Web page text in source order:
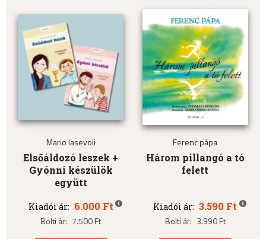
Mario Iasevoli
Elsőáldozó leszek +
Gyónni készülök
együtt
Kiadói ár: 6.000 Ft
Bolti ár: 7.500 Ft
Ferenc pápa
Három pillangó a tó
felett
Kiadói ár: 3.590 Ft
Bolti ár: 3.990 Ft